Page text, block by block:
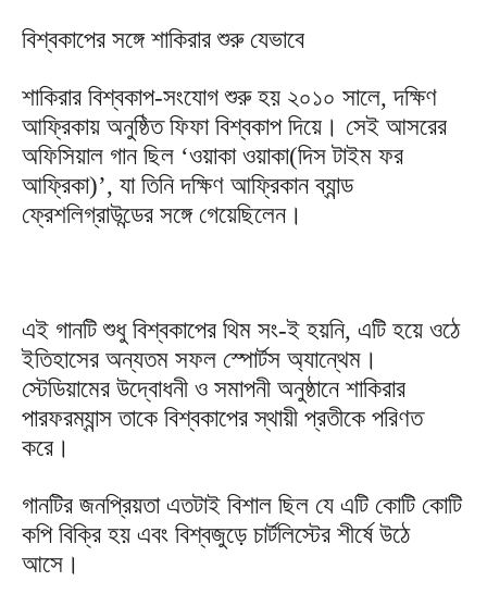
বিশ্বকাপের সঙ্গে শাকিরার শুরু যেভাবে
শাকিরার বিশ্বকাপ-সংযোগ শুরু হয় ২০১০ সালে, দক্ষিণ
আফ্রিকায় অনুষ্ঠিত ফিফা বিশ্বকাপ দিয়ে। সেই আসরের
অফিসিয়াল গান ছিল ‘ওয়াকা ওয়াকা(দিস টাইম ফর
আফ্রিকা)’, যা তিনি দক্ষিণ আফ্রিকান ব্যান্ড
ফ্রেশলিগ্রাউন্ডের সঙ্গে গেয়েছিলেন।
এই গানটি শুধু বিশ্বকাপের থিম সং-ই হয়নি, এটি হয়ে ওঠে
ইতিহাসের অন্যতম সফল স্পোর্টস অ্যান্থেম।
স্টেডিয়ামের উদ্বোধনী ও সমাপনী অনুষ্ঠানে শাকিরার
পারফরম্যান্স তাকে বিশ্বকাপের স্থায়ী প্রতীকে পরিণত
করে।
গানটির জনপ্রিয়তা এতটাই বিশাল ছিল যে এটি কোটি কোটি
কপি বিক্রি হয় এবং বিশ্বজুড়ে চার্টলিস্টের শীর্ষে উঠে
আসে।